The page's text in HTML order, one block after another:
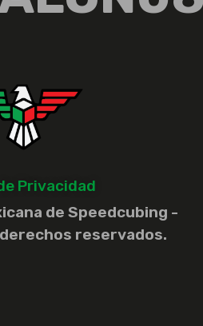
Privacidad
de Speedcubing -
reservados.